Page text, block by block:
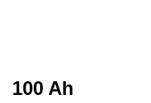
100 Ah